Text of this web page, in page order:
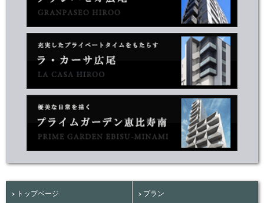
トップページ プラン